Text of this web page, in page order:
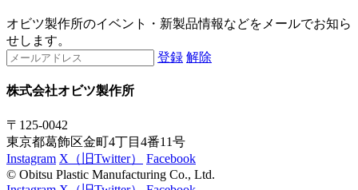
オビツ製作所のイベント・新製品情報などをメールでお知ら
せします。
登録 解除
株式会社オビツ製作所
〒125-0042
東京都葛飾区金町4丁目4番11号
Instagram X（旧Twitter）
Facebook
© Obitsu Plastic Manufacturing Co., Ltd.